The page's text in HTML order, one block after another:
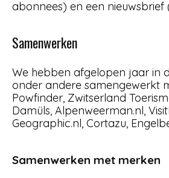
abonnees) en een nieuwsbrief
Samenwerken
We hebben afgelopen jaar in
onder andere samengewerkt
Powfinder, Zwitserland
Damüls, Alpenweerman.nl,
Geographic.nl, Cortazu,
Samenwerken met merken